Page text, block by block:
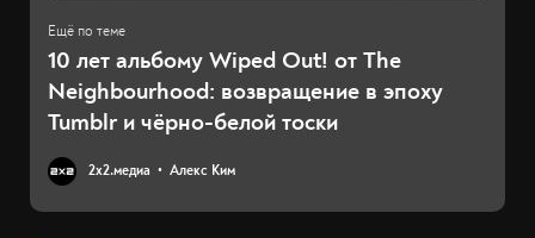
10 лет альбому Wiped Out! от The
Neighbourhood: возвращение в эпоху
Tumblr и чёрно-белой тоски
2х2.медиа Алекс Ким